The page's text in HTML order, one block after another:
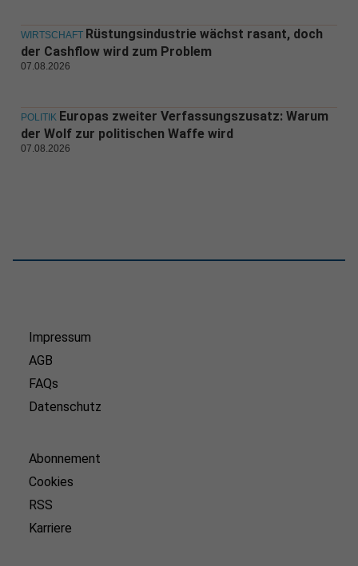
WIRTSCHAFT Rüstungsindustrie wächst rasant, doch
der Cashflow wird zum Problem
07.08.2026
POLITIK Europas zweiter Verfassungszusatz: Warum
der Wolf zur politischen Waffe wird
07.08.2026
Impressum
AGB
FAQs
Datenschutz
Abonnement
Cookies
RSS
Karriere